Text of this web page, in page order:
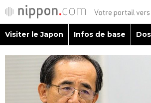
Visiter le Japon
Visiter le Japon Infos de base